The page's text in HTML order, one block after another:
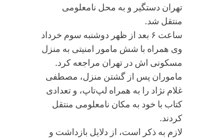
تهران دستگیر و به محل نامعلومی
منتقل شد.
ساعت ۶ بعد از ظهر دوشنبه سوم خرداد
وی همراه با شش مامور امنیتی به منزل
مسکونی اش در تهران مراجعه کرد.
ماموران پس از گشتن منزل، مصطفی
غلام نژاد را به همراه لپ‌تاپ، و تعدادی
کتاب با خود به مکان نامعلومی منتقل
کردند.
لازم به ذکر است، از دلایل بازداشت و